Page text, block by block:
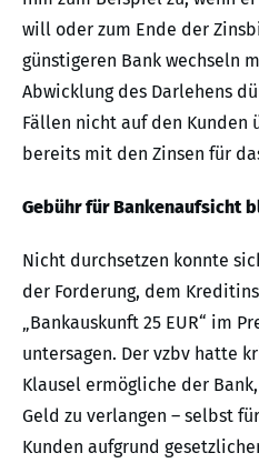
will oder zum Ende der
günstigeren Bank wechseln
Abwicklung des Darlehens
Fällen nicht auf den Kunden
bereits mit den Zinsen für
Gebühr für Bankenaufsicht
Nicht durchsetzen konnte
der Forderung, dem
„Bankauskunft 25 EUR“ im
untersagen. Der vzbv hatte
Klausel ermögliche der
Geld zu verlangen – selbst
Kunden aufgrund